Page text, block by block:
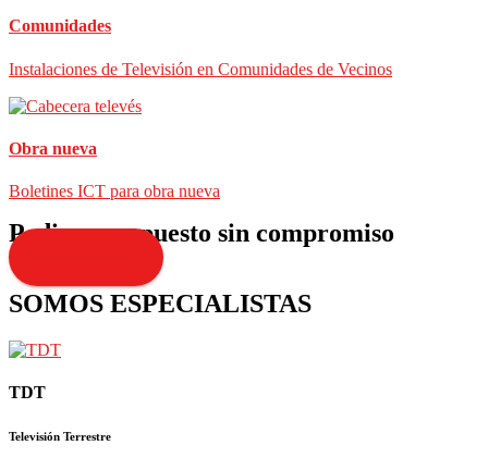
Comunidades
Instalaciones de Televisión en Comunidades de Vecinos
Obra nueva
Boletines ICT para obra nueva
Pedir presupuesto sin compromiso
SOMOS ESPECIALISTAS
TDT
Televisión Terrestre